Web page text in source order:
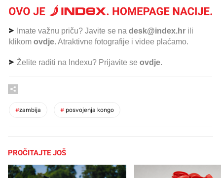
Imate važnu priču? Javite se na desk@index.hr ili
klikom ovdje. Atraktivne fotografije i videe plaćamo.
Želite raditi na Indexu? Prijavite se ovdje.
#zambija # posvojenja kongo
PROČITAJTE JOŠ